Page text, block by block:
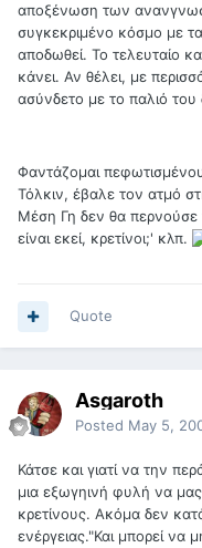
αποξένωση των
συγκεκριμένο κόσμο με
αποδωθεί. Το τελευταίο
κάνει. Αν θέλει, με
ασύνδετο με το παλιό του
Φαντάζομαι
Τόλκιν, έβαλε τον ατμό
Μέση Γη δεν θα περνούσε
είναι εκεί, κρετίνοι;' κλπ.
Quote
Asgaroth
Posted May 5,
Κάτσε και γιατί να την
μια εξωγηινή φυλή να
κρετίνους. Ακόμα δεν
ενέργειας."Και μπορεί να